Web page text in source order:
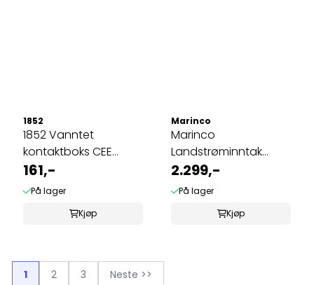
1852
1852 Vanntet
kontaktboks CEE
koblinger
161,-
På lager
Kjøp
Marinco
Marinco
Landstrøminntak
2.299,-
På lager
Kjøp
1 2 3 Neste >>